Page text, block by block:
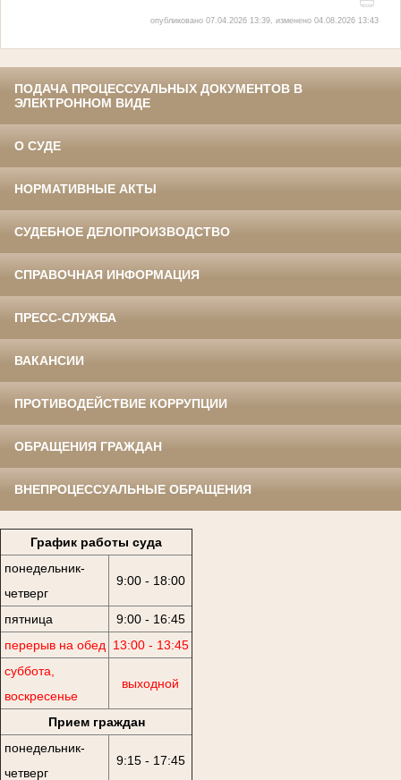
опубликовано 07.04.2026 13:39, изменено 04.08.2026 13:43
ПОДАЧА ПРОЦЕССУАЛЬНЫХ ДОКУМЕНТОВ В
ЭЛЕКТРОННОМ ВИДЕ
О СУДЕ
НОРМАТИВНЫЕ АКТЫ
СУДЕБНОЕ ДЕЛОПРОИЗВОДСТВО
СПРАВОЧНАЯ ИНФОРМАЦИЯ
ПРЕСС-СЛУЖБА
ВАКАНСИИ
ПРОТИВОДЕЙСТВИЕ КОРРУПЦИИ
ОБРАЩЕНИЯ ГРАЖДАН
ВНЕПРОЦЕССУАЛЬНЫЕ ОБРАЩЕНИЯ
График работы суда
понедельник-
четверг
9:00 - 18:00
пятница
9:00 - 16:45
перерыв на обед
13:00 - 13:45
суббота,
воскресенье
выходной
Прием граждан
понедельник-
четверг
9:15 - 17:45